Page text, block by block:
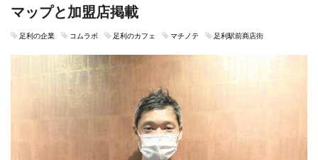
マップと加盟店掲載
足利の企業 コムラボ 足利のカフェ マチノテ 足利駅前商店街